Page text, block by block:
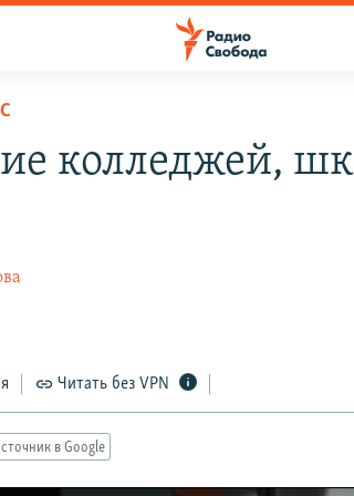
колледжей,
Читать без VPN
в Google